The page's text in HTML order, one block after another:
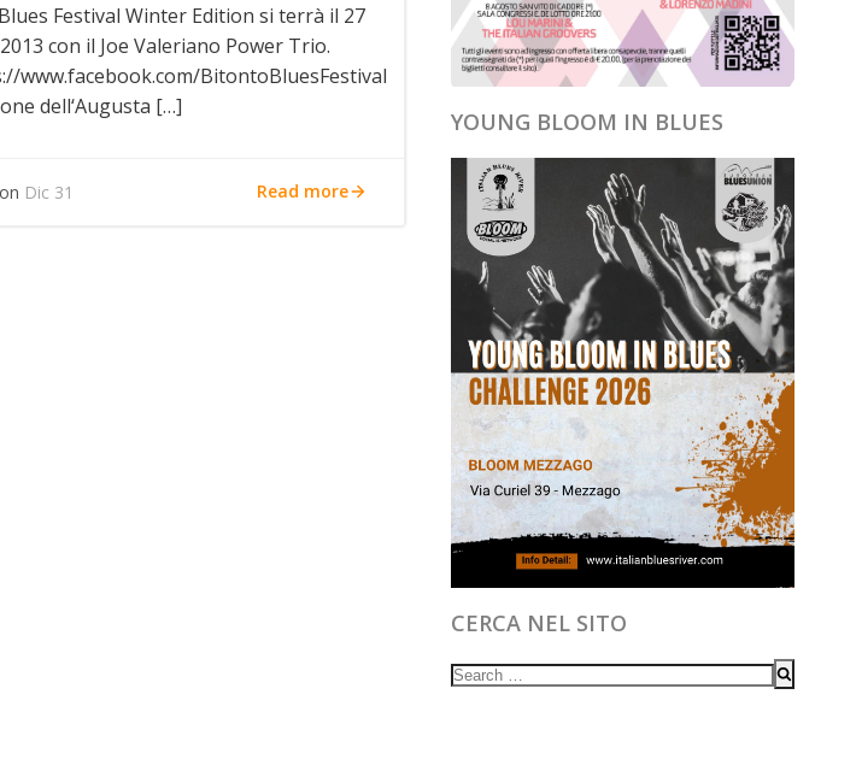
Festival Winter Edition si terrà il 27
con il Joe Valeriano Power Trio.
www.facebook.com/BitontoBluesFestival
dell‘Augusta […]
on Dic 31 Read more
YOUNG BLOOM IN BLUES
CERCA NEL SITO
Search